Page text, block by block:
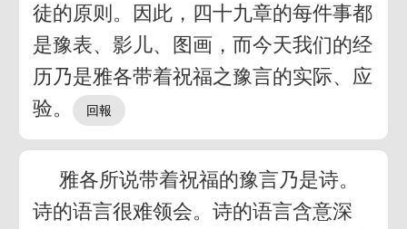
徒的原则。因此，四十九章的每件事都
是豫表、影儿、图画，而今天我们的经
历乃是雅各带着祝福之豫言的实际、应
验。
雅各所说带着祝福的豫言乃是诗。
诗的语言很难领会。诗的语言含意深